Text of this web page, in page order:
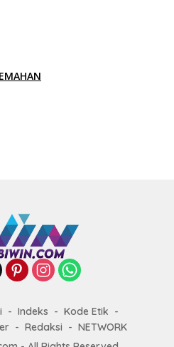
Indeks
Kode Etik
Redaksi
NETWORK